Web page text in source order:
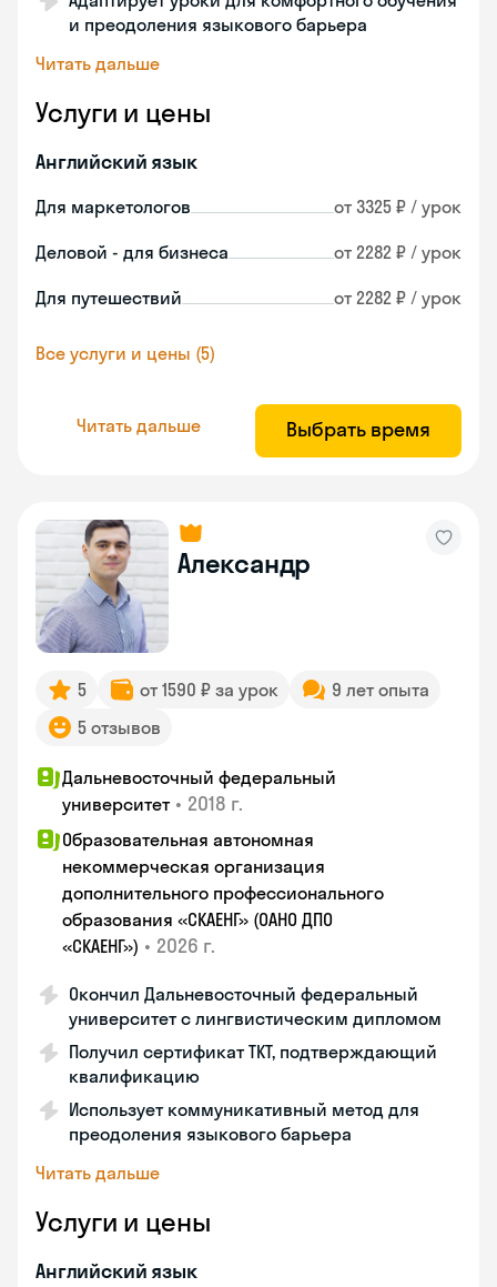
и преодоления языкового барьера
Читать дальше
Услуги и цены
Английский язык
Для маркетологов от 3325 ₽ / урок
Деловой - для бизнеса от 2282 ₽ / урок
Для путешествий от 2282 ₽ / урок
Все услуги и цены (5)
Читать дальше Выбрать время
Александр
5 от 1590 ₽ за урок
9 лет опыта
5 отзывов
Дальневосточный федеральный
университет • 2018 г.
Образовательная автономная
некоммерческая организация
дополнительного профессионального
образования «СКАЕНГ» (ОАНО ДПО
«СКАЕНГ») • 2026 г.
Окончил Дальневосточный федеральный
университет с лингвистическим дипломом
Получил сертификат TKT, подтверждающий
квалификацию
Использует коммуникативный метод для
преодоления языкового барьера
Читать дальше
Услуги и цены
Английский язык